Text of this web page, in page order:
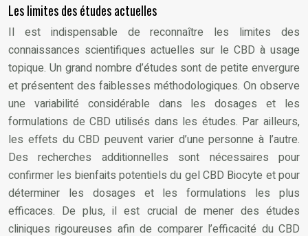
Les limites des études actuelles
Il est indispensable de reconnaître les limites des
connaissances scientifiques actuelles sur le CBD à usage
topique. Un grand nombre d’études sont de petite envergure
et présentent des faiblesses méthodologiques. On observe
une variabilité considérable dans les dosages et les
formulations de CBD utilisés dans les études. Par ailleurs,
les effets du CBD peuvent varier d’une personne à l’autre.
Des recherches additionnelles sont nécessaires pour
confirmer les bienfaits potentiels du gel CBD Biocyte et pour
déterminer les dosages et les formulations les plus
efficaces. De plus, il est crucial de mener des études
cliniques rigoureuses afin de comparer l’efficacité du CBD